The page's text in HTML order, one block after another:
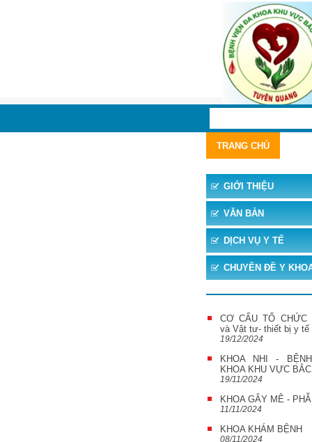
TRANG CHỦ
GIỚI THIỆU
VĂN BẢN
DỊCH VỤ Y TẾ
CHUYÊN ĐỀ Y
CƠ CẤU TỔ CHỨC
và Vật tư- thiết bị y tế
19/12/2024
KHOA NHI -
KHOA KHU VỰC
19/11/2024
KHOA GÂY MÊ -
11/11/2024
KHOA KHÁM BỆNH
08/11/2024